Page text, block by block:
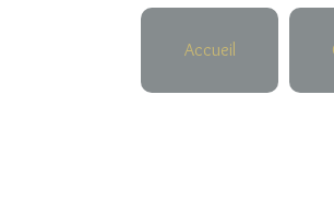
Accueil